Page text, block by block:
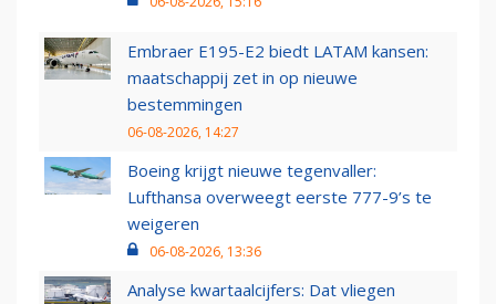
Embraer E195-E2 biedt LATAM kansen:
maatschappij zet in op nieuwe
bestemmingen
06-08-2026, 14:27
Boeing krijgt nieuwe tegenvaller:
Lufthansa overweegt eerste 777-9’s te
weigeren
06-08-2026, 13:36
Analyse kwartaalcijfers: Dat vliegen